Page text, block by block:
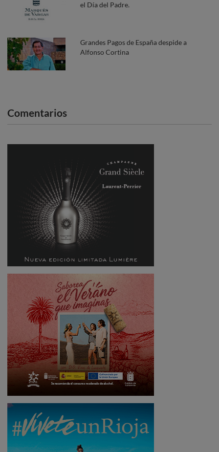
el Día del Padre.
Grandes Pagos de España despide a
Alfonso Cortina
Comentarios